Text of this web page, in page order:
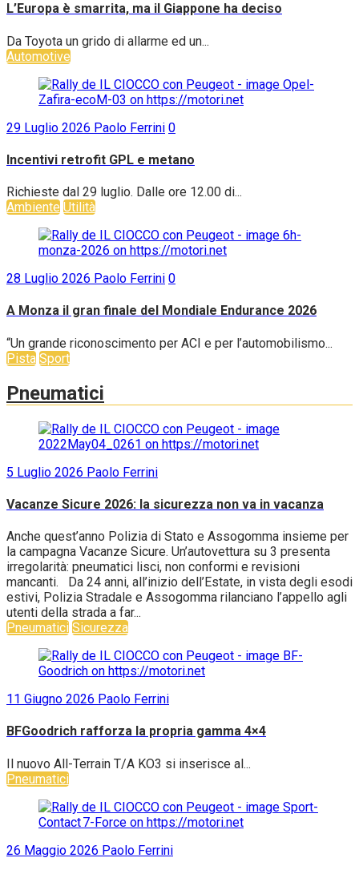
L’Europa è smarrita, ma il Giappone ha deciso
Da Toyota un grido di allarme ed un...
Automotive
29 Luglio 2026 Paolo Ferrini 0
Incentivi retrofit GPL e metano
Richieste dal 29 luglio. Dalle ore 12.00 di...
Ambiente Utilità
28 Luglio 2026 Paolo Ferrini 0
A Monza il gran finale del Mondiale Endurance 2026
“Un grande riconoscimento per ACI e per l’automobilismo...
Pista Sport
Pneumatici
5 Luglio 2026 Paolo Ferrini
Vacanze Sicure 2026: la sicurezza non va in vacanza
Anche quest’anno Polizia di Stato e Assogomma insieme per
la campagna Vacanze Sicure. Un’autovettura su 3 presenta
irregolarità: pneumatici lisci, non conformi e revisioni
mancanti. Da 24 anni, all’inizio dell’Estate, in vista degli esodi
estivi, Polizia Stradale e Assogomma rilanciano l’appello agli
utenti della strada a far...
Pneumatici Sicurezza
11 Giugno 2026 Paolo Ferrini
BFGoodrich rafforza la propria gamma 4×4
Il nuovo All-Terrain T/A KO3 si inserisce al...
Pneumatici
26 Maggio 2026 Paolo Ferrini